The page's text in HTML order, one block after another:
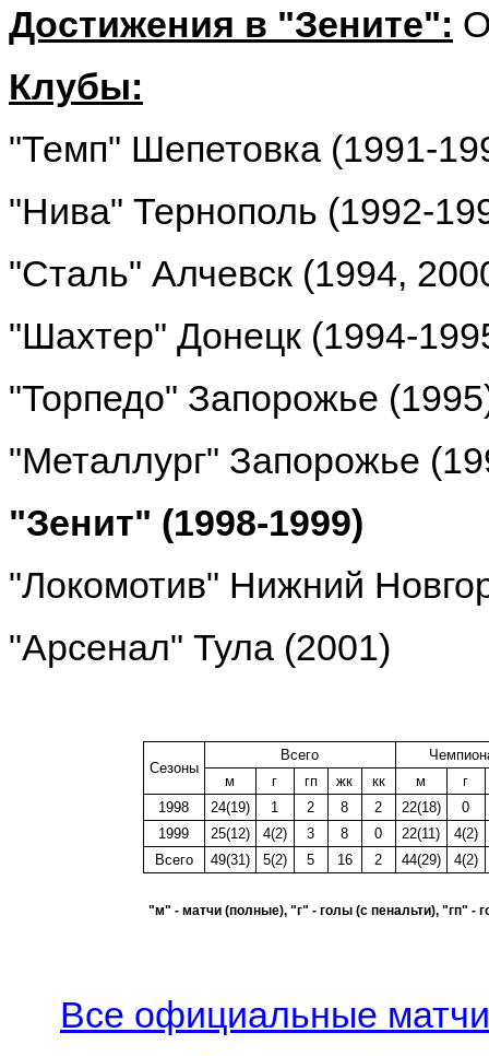
Достижения в "Зените":
Клубы:
"Темп" Шепетовка (1991-
"Нива" Тернополь (1992-
"Сталь" Алчевск (1994,
"Шахтер" Донецк (1994-
"Торпедо" Запорожье
"Металлург" Запорожье
"Зенит" (1998-1999)
"Локомотив" Нижний
"Арсенал" Тула (2001)
Сезоны
Всего
м
г гп жк кк м
г
1998
24(19) 1 2 8 2 22(18)
0
1999
25(12) 4(2) 3 8 0 22(11)
4(2)
Всего
49(31) 5(2) 5 16 2 44(29) 4(2)
"м" - матчи (полные), "г" - голы (с пенальти), "гп" -
Все официальные